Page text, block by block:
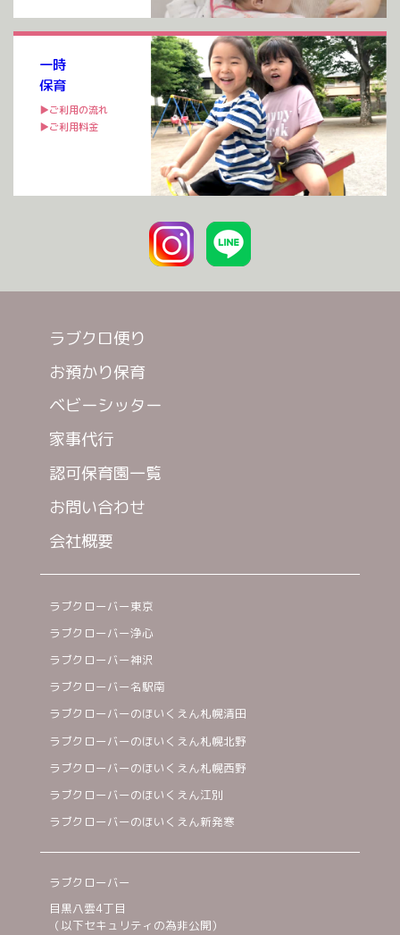
一時
保育
▶ご利用の流れ
▶ご利用料金
ラブクロ便り
お預かり保育
ベビーシッター
家事代行
認可保育園一覧
お問い合わせ
会社概要
ラブクローバー東京
ラブクローバー浄心
ラブクローバー神沢
ラブクローバー名駅南
ラブクローバーのほいくえん札幌清田
ラブクローバーのほいくえん札幌北野
ラブクローバーのほいくえん札幌西野
ラブクローバーのほいくえん江別
ラブクローバーのほいくえん新発寒
ラブクローバー
目黒八雲4丁目
（以下セキュリティの為非公開）